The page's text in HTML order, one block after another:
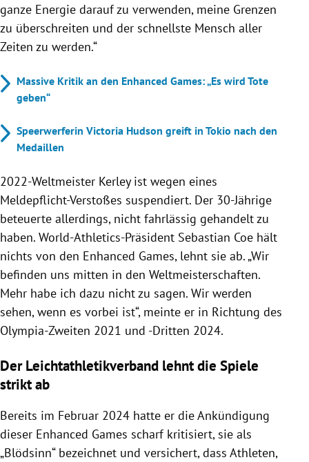
ganze Energie darauf zu verwenden, meine Grenzen
zu überschreiten und der schnellste Mensch aller
Zeiten zu werden.“
Massive Kritik an den Enhanced Games: „Es wird Tote
geben“
Speerwerferin Victoria Hudson greift in Tokio nach den
Medaillen
2022-Weltmeister Kerley ist wegen eines
Meldepflicht-Verstoßes suspendiert. Der 30-Jährige
beteuerte allerdings, nicht fahrlässig gehandelt zu
haben. World-Athletics-Präsident Sebastian Coe hält
nichts von den Enhanced Games, lehnt sie ab. „Wir
befinden uns mitten in den Weltmeisterschaften.
Mehr habe ich dazu nicht zu sagen. Wir werden
sehen, wenn es vorbei ist“, meinte er in Richtung des
Olympia-Zweiten 2021 und -Dritten 2024.
Der Leichtathletikverband lehnt die Spiele
strikt ab
Bereits im Februar 2024 hatte er die Ankündigung
dieser Enhanced Games scharf kritisiert, sie als
„Blödsinn“ bezeichnet und versichert, dass Athleten,